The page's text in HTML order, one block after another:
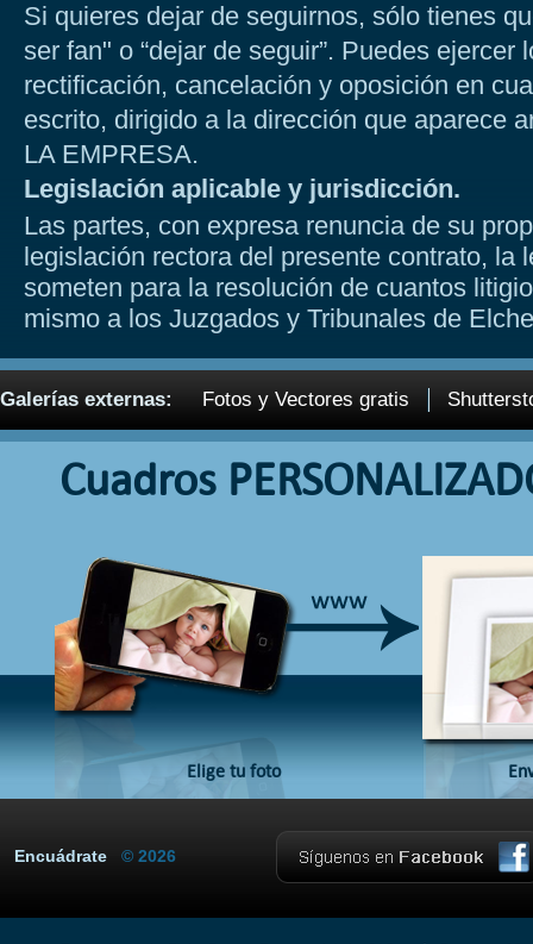
Si quieres dejar de seguirnos, sólo tienes
ser fan" o “dejar de seguir”. Puedes ejercer
rectificación, cancelación y oposición en
escrito, dirigido a la dirección que aparece
LA EMPRESA.
Legislación aplicable y jurisdicción.
Las partes, con expresa renuncia de su
legislación rectora del presente contrato, la
someten para la resolución de cuantos
mismo a los Juzgados y Tribunales de
Galerías externas: Fotos y Vectores gratis
Cuadros
Elige tu foto
Encuádrate © 2026